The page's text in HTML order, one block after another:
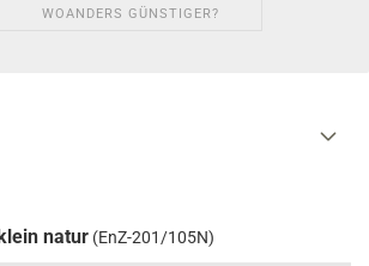
WOANDERS GÜNSTIGER?
natur (EnZ-201/105N)